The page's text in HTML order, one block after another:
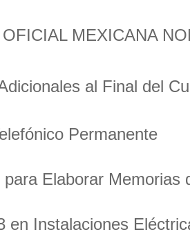
MEXICANA
al Final del
Permanente
para Elaborar Memorias
en Instalaciones